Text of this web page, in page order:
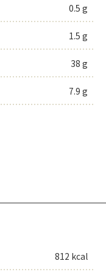
0.5 g
1.5 g
38 g
7.9 g
812 kcal